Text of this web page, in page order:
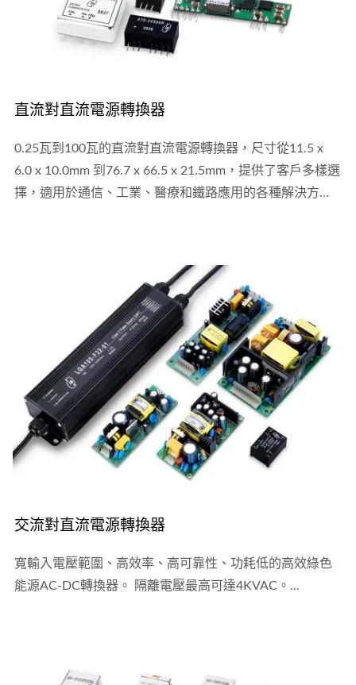
直流對直流電源轉換器
0.25瓦到100瓦的直流對直流電源轉換器，尺寸從11.5 x
6.0 x 10.0mm 到76.7 x 66.5 x 21.5mm，提供了客戶多樣選
擇，適用於通信、工業、醫療和鐵路應用的各種解決方
交流對直流電源轉換器
寬輸入電壓範圍、高效率、高可靠性、功耗低的高效綠色
能源AC-DC轉換器。 隔離電壓最高可達4KVAC。...